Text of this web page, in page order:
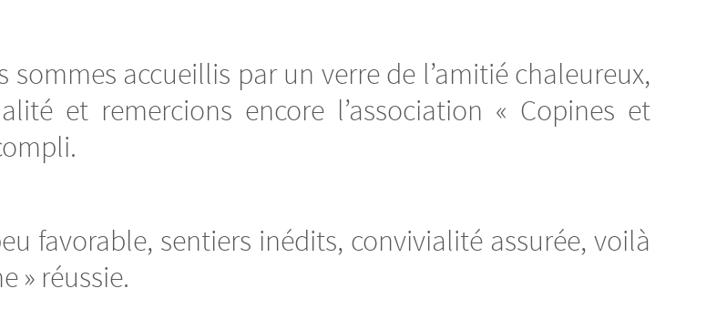
sommes accueillis par un verre de l’amitié chaleureux,
et remercions encore l’association « Copines et
favorable, sentiers inédits, convivialité assurée, voilà
» réussie.